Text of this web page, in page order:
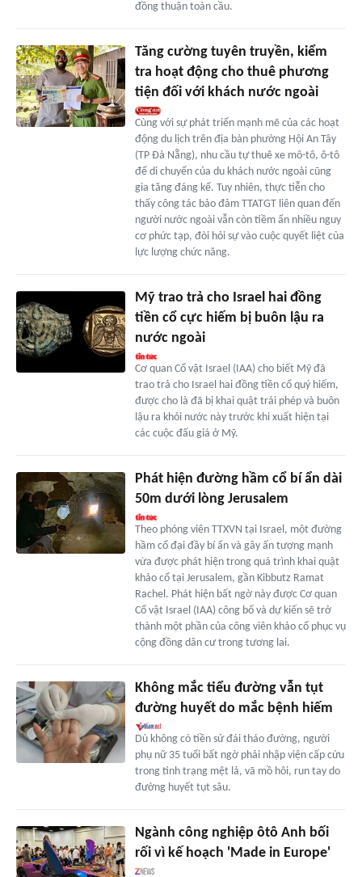
đồng thuận toàn cầu.
Tăng cường tuyên truyền, kiểm
tra hoạt động cho thuê phương
tiện đối với khách nước ngoài
Cùng với sự phát triển mạnh mẽ của các hoạt
động du lịch trên địa bàn phường Hội An Tây
(TP Đà Nẵng), nhu cầu tự thuê xe mô-tô, ô-tô
để di chuyển của du khách nước ngoài cũng
gia tăng đáng kể. Tuy nhiên, thực tiễn cho
thấy công tác bảo đảm TTATGT liên quan đến
người nước ngoài vẫn còn tiềm ẩn nhiều nguy
cơ phức tạp, đòi hỏi sự vào cuộc quyết liệt của
lực lượng chức năng.
Mỹ trao trả cho Israel hai đồng
tiền cổ cực hiếm bị buôn lậu ra
nước ngoài
Cơ quan Cổ vật Israel (IAA) cho biết Mỹ đã
trao trả cho Israel hai đồng tiền cổ quý hiếm,
được cho là đã bị khai quật trái phép và buôn
lậu ra khỏi nước này trước khi xuất hiện tại
các cuộc đấu giá ở Mỹ.
Phát hiện đường hầm cổ bí ẩn dài
50m dưới lòng Jerusalem
Theo phóng viên TTXVN tại Israel, một đường
hầm cổ đại đầy bí ẩn và gây ấn tượng mạnh
vừa được phát hiện trong quá trình khai quật
khảo cổ tại Jerusalem, gần Kibbutz Ramat
Rachel. Phát hiện bất ngờ này được Cơ quan
Cổ vật Israel (IAA) công bố và dự kiến sẽ trở
thành một phần của công viên khảo cổ phục vụ
cộng đồng dân cư trong tương lai.
Không mắc tiểu đường vẫn tụt
đường huyết do mắc bệnh hiếm
Dù không có tiền sử đái tháo đường, người
phụ nữ 35 tuổi bất ngờ phải nhập viện cấp cứu
trong tình trạng mệt lả, vã mồ hôi, run tay do
đường huyết tụt sâu.
Ngành công nghiệp ôtô Anh bối
rối vì kế hoạch 'Made in Europe'